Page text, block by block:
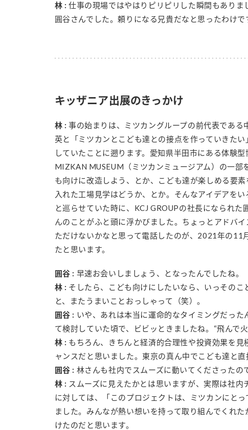
林 : 仕事の現場ではやはりピリピリした瞬間もあり
圓谷さんでした。頼りになる兄貴だなと思ったわけで
キッザニア出展のきっかけ
林 : 事の始まりは、ミツカングループの前代表である
英と「ミツカンとこども達との接点を作っていきたい
していたことに遡ります。愛知県半田市にある体験型
MIZKAN MUSEUM（ミツカンミュージアム）の一部
も向けに改造しよう、とか、こども達が楽しめる要素
入れた工場見学はどうか、とか。そんなアイデアをい
と巡らせていた時に、KCJ GROUPの社長になられた
んのことがふと頭に浮かびました。ちょっとアドバイ
ただけないかなと思って電話したのが、2021年の11
たと思います。
圓谷 : 早速お会いしましょう、となったんでしたね。
林 : そしたら、こども向けにしたいなら、いっその
と、またうまいことおっしゃって（笑）。
圓谷 : いや、あれは本当に運命的なタイミングだっ
て検討していた頃で、ビビッときましたね。“飛んで
林 : もちろん、きちんと経済的合理性や投資効果を
ャンスだと思いました。東京の真ん中でこども達と直
圓谷 : 林さんも社内でスムーズに動いてくださったの
林 : スムーズに見えたかとは思いますが、実際は社
に対しては、「このプロジェクトは、ミツカンにと
ました。みんなが熱い想いを持って取り組んでくれ
けたのだと思います。